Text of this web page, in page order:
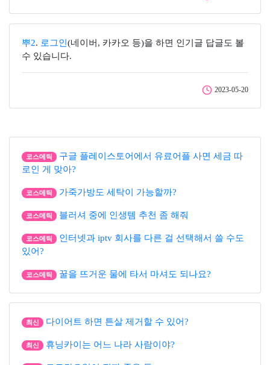
뿌2. 로그인 (네이버, 카카오 등)을 하면 인기글 답글도 볼
수 있습니다.
2023-05-20
코스메틱
구글 플레이스토어에서 유료어플 사면 세금 따
로인 게 맞아?
코스메틱 가죽가방도 세탁이 가능할까?
코스메틱 블러셔 중에 인생템 추천 좀 해줘
코스메틱
인터넷과 iptv 회사를 다른 걸 선택해서 쓸 수도
있어?
코스메틱 꿀을 뜨거운 물에 타서 마셔도 되나요?
최신 다이어트 하면 튼살 제거할 수 있어?
최신 휴닝카이는 어느 나라 사람이야?